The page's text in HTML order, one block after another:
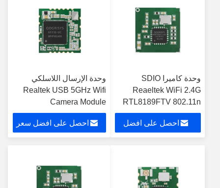
وحدة كاميرا SDIO
Reaeltek WiFi 2.4G
RTL8189FTV 802.11n
Wifi
احصل على افضل
وحدة الإرسال اللاسلكي
Realtek USB 5GHz Wifi
Camera Module
RTL8811CU
احصل على افضل سعر